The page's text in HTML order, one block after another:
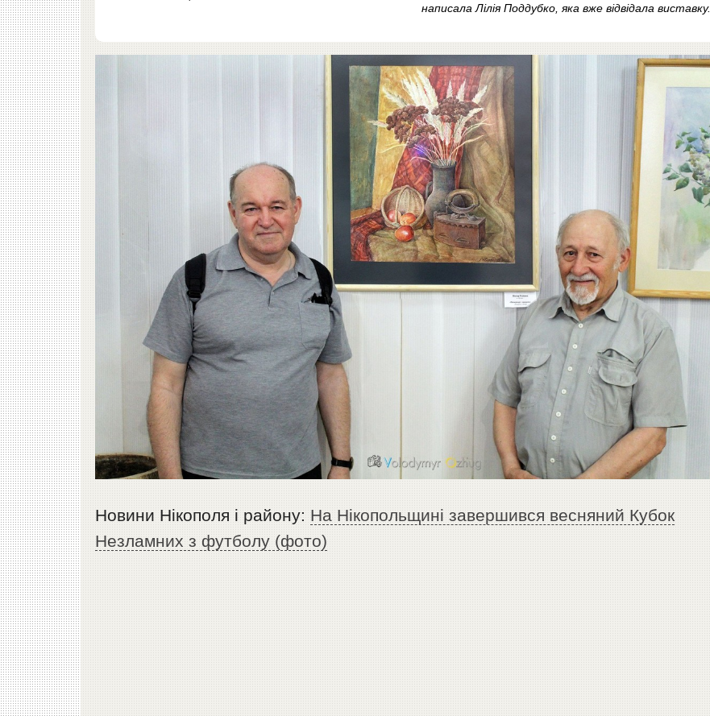
написала Лілія Поддубко, яка вже відвідала виставку.
Новини Нікополя і району: На Нікопольщині завершився весняний Кубок
Незламних з футболу (фото)